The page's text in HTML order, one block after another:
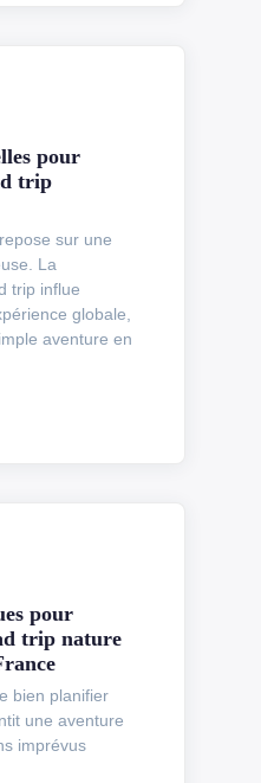
pour
trip
sur une
La
trip influe
globale,
aventure en
pour
trip nature
bien planifier
une aventure
imprévus